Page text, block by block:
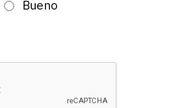
Bueno